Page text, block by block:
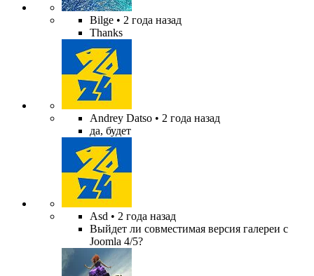
Bilge • 2 года назад
Thanks
Andrey Datso • 2 года назад
да, будет
Asd • 2 года назад
Выйдет ли совместимая версия галереи с
Joomla 4/5?